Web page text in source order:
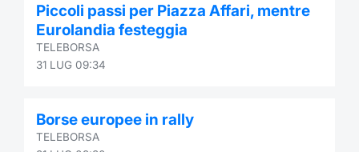
Piccoli passi per Piazza Affari, mentre
Eurolandia festeggia
TELEBORSA
31 LUG 09:34
Borse europee in rally
TELEBORSA